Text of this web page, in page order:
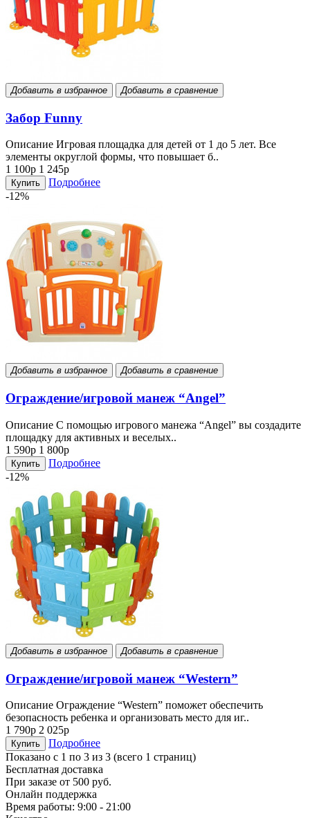
Добавить в избранное Добавить в сравнение
Забор Funny
Описание Игровая площадка для детей от 1 до 5 лет. Все
элементы округлой формы, что повышает б..
1 100р 1 245р
Купить
Подробнее
-12%
Добавить в избранное Добавить в сравнение
Ограждение/игровой манеж “Angel”
Описание С помощью игрового манежа “Angel” вы создадите
площадку для активных и веселых..
1 590р 1 800р
Купить
Подробнее
-12%
Добавить в избранное Добавить в сравнение
Ограждение/игровой манеж “Western”
Описание Ограждение “Western” поможет обеспечить
безопасность ребенка и организовать место для иг..
1 790р 2 025р
Купить
Подробнее
Показано с 1 по 3 из 3 (всего 1 страниц)
Бесплатная доставка
При заказе от 500 руб.
Онлайн поддержка
Время работы: 9:00 - 21:00